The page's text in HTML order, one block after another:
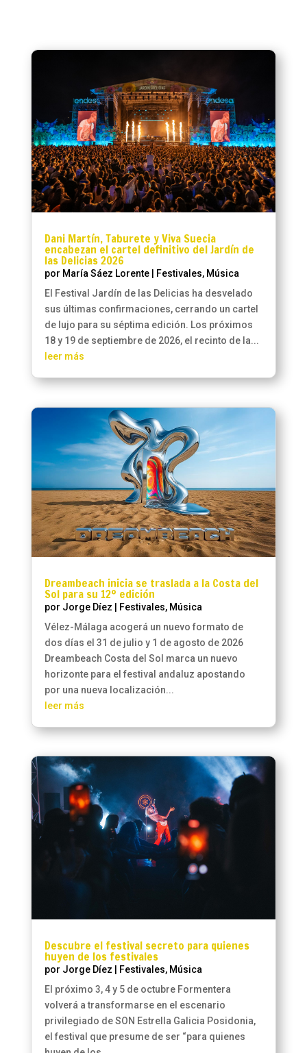
Dani Martín, Taburete y Viva Suecia
encabezan el cartel definitivo del Jardín de
las Delicias 2026
por María Sáez Lorente| Festivales, Música
El Festival Jardín de las Delicias ha desvelado
sus últimas confirmaciones, cerrando un cartel
de lujo para su séptima edición. Los próximos
18 y 19 de septiembre de 2026, el recinto de la...
leer más
Dreambeach inicia se traslada a la Costa del
Sol para su 12º edición
por Jorge Díez Festivales, Música
Vélez-Málaga acogerá un nuevo formato de
dos días el 31 de julio y 1 de agosto de 2026
Dreambeach Costa del Sol marca un nuevo
horizonte para el festival andaluz apostando
por una nueva localización...
leer más
Descubre el festival secreto para quienes
huyen de los festivales
por Jorge Díez Festivales, Música
El próximo 3, 4 y 5 de octubre Formentera
volverá a transformarse en el escenario
privilegiado de SON Estrella Galicia Posidonia,
el festival que presume de ser “para quienes